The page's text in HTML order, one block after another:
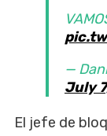
—
July
El jefe de